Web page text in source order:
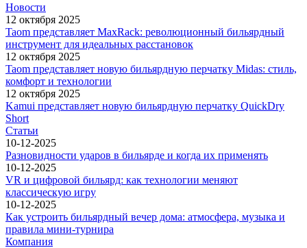
Новости
12 октября 2025
Taom представляет MaxRack: революционный бильярдный
инструмент для идеальных расстановок
12 октября 2025
Taom представляет новую бильярдную перчатку Midas: стиль,
комфорт и технологии
12 октября 2025
Kamui представляет новую бильярдную перчатку QuickDry
Short
Статьи
10-12-2025
Разновидности ударов в бильярде и когда их применять
10-12-2025
VR и цифровой бильярд: как технологии меняют
классическую игру
10-12-2025
Как устроить бильярдный вечер дома: атмосфера, музыка и
правила мини-турнира
Компания